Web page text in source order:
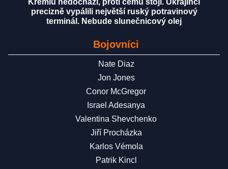
Kremlu nedochází, proti čemu stojí. Ukrajinci
precizně vypálili největší ruský potravinový
terminál. Nebude slunečnicový olej
Bojovníci
Nate Diaz
Jon Jones
Conor McGregor
Israel Adesanya
Valentina Shevchenko
Jiří Procházka
Karlos Vémola
Patrik Kincl